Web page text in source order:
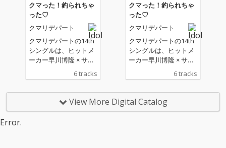
クマった！釣られちゃ
った♡
クマリデパート
クマリデパートの14th
シングルは、ヒットメ
ーカー早川博隆 × サク
ライケンタが仕掛け
る“かわいい”の限界を
ヒット曲を手がけてき
6 tracks
クマった！釣られちゃ
った♡
クマリデパート
クマリデパートの14th
シングルは、ヒットメ
ーカー早川博隆 × サク
ライケンタが仕掛け
る“かわいい”の限界を
ューン 本作は、数々の
ヒット曲を手がけてき
6 tracks
View More Digital Catalog
Error.